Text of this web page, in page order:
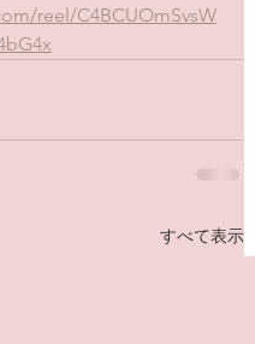
reel/C4BCUOmSvsW
すべて表示